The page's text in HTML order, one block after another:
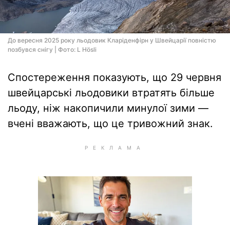
До вересня 2025 року льодовик Кларіденфірн у Швейцарії повністю
позбувся снігу | Фото: L Hösli
Спостереження показують, що 29 червня
швейцарські льодовики втратять більше
льоду, ніж накопичили минулої зими —
вчені вважають, що це тривожний знак.